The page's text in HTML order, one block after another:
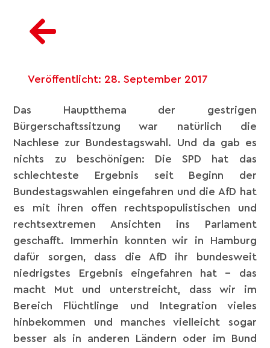
Veröffentlicht: 28. September 2017
Das Hauptthema der gestrigen
Bürgerschaftssitzung war natürlich die
Nachlese zur Bundestagswahl. Und da gab es
nichts zu beschönigen: Die SPD hat das
schlechteste Ergebnis seit Beginn der
Bundestagswahlen eingefahren und die AfD hat
es mit ihren offen rechtspopulistischen und
rechtsextremen Ansichten ins Parlament
geschafft. Immerhin konnten wir in Hamburg
dafür sorgen, dass die AfD ihr bundesweit
niedrigstes Ergebnis eingefahren hat – das
macht Mut und unterstreicht, dass wir im
Bereich Flüchtlinge und Integration vieles
hinbekommen und manches vielleicht sogar
besser als in anderen Ländern oder im Bund